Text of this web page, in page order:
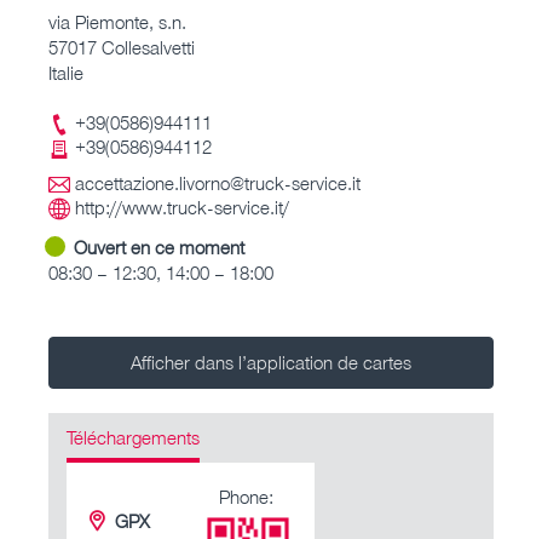
via Piemonte, s.n.
57017 Collesalvetti
Italie
+39(0586)944111
+39(0586)944112
accettazione.livorno@truck-service.it
http://www.truck-service.it/
Ouvert en ce moment
08:30 – 12:30, 14:00 – 18:00
Afficher dans l’application de cartes
Téléchargements
GPX
Phone: